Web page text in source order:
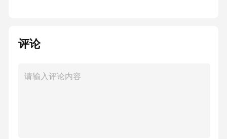
之间的协作机制，加强沟通与协作，共同对应
综合成绩核算标准综合评价综合笔试和面试成
评论